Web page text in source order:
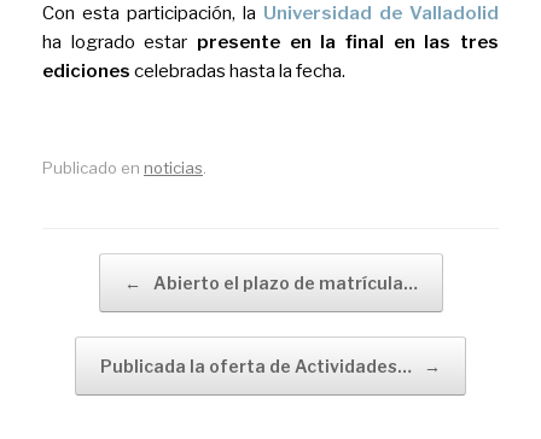
Con esta participación, la Universidad de Valladolid
ha logrado estar presente en la final en las tres
ediciones celebradas hasta la fecha.
Publicado en noticias
← Abierto el plazo de matrícula…
Publicada la oferta de Actividades… →